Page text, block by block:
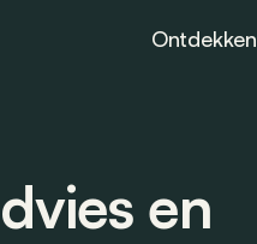
Ontdekken
en